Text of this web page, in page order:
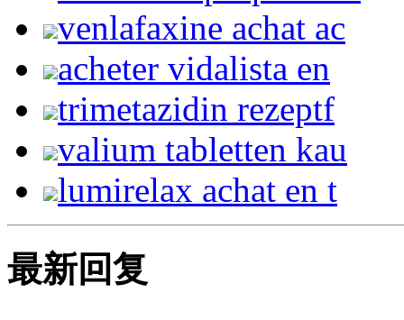
venlafaxine achat ac
acheter vidalista en
trimetazidin rezeptf
valium tabletten kau
lumirelax achat en t
最新回复